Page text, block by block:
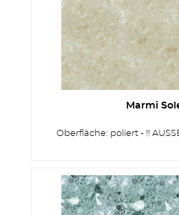
ZÄUNE
Marmi
Oberfläche: poliert - !!